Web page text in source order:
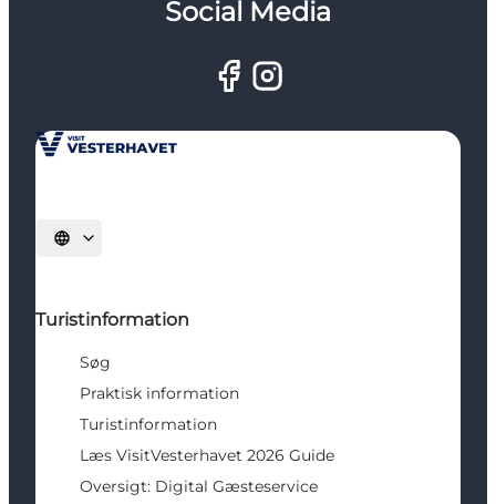
Social Media
Vælg sprog
Turistinformation
Søg
Praktisk information
Turistinformation
Læs VisitVesterhavet 2026 Guide
Oversigt: Digital Gæsteservice